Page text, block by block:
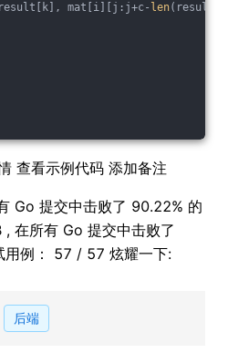
mat[i][j:j+c- len
查看示例代码 添加备注
Go 提交中击败了 90.22% 的
在所有 Go 提交中击败了
用例： 57 / 57 炫耀一下:
后端